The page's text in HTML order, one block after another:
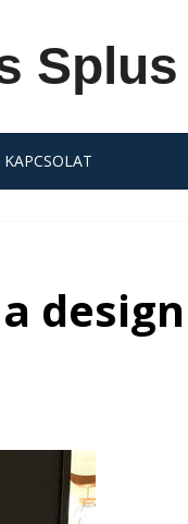
Splus
KAPCSOLAT
design